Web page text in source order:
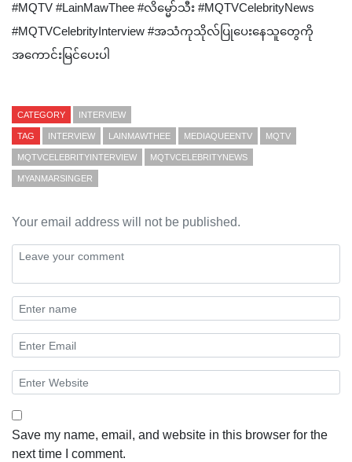
#MQTV #LainMawThee #လိမ္မော်သီး #MQTVCelebrityNews
#MQTVCelebrityInterview #အသံကုသိုလ်ပြုပေးနေသူတွေကို
အကောင်းမြင်ပေးပါ
CATEGORY INTERVIEW
TAG INTERVIEW LAINMAWTHEE MEDIAQUEENTV MQTV
MQTVCELEBRITYINTERVIEW MQTVCELEBRITYNEWS
MYANMARSINGER
Your email address will not be published.
Save my name, email, and website in this browser for the
next time I comment.